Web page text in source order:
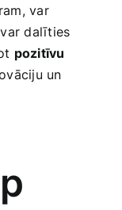
var
dalīties
pozitīvu
un